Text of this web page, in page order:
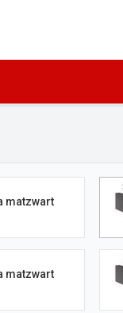
matzwart
matzwart